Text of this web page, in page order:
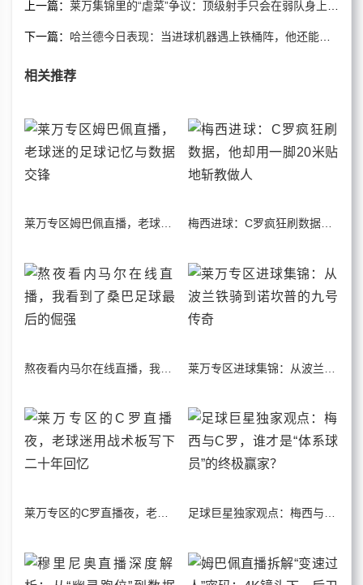
上一篇： 莱万集锦里的“虐菜”争议：顶级射手只会在弱队身上刷数据？
下一篇： 哈兰德今日表现：当进球机器遇上铁桶阵，他还能做什么？
相关推荐
莱万专区姆巴佩直播，老球迷的足球记忆与数据交锋 梅西进球：C罗疯狂刷数据，他却用一脚20米贴地斩教做人